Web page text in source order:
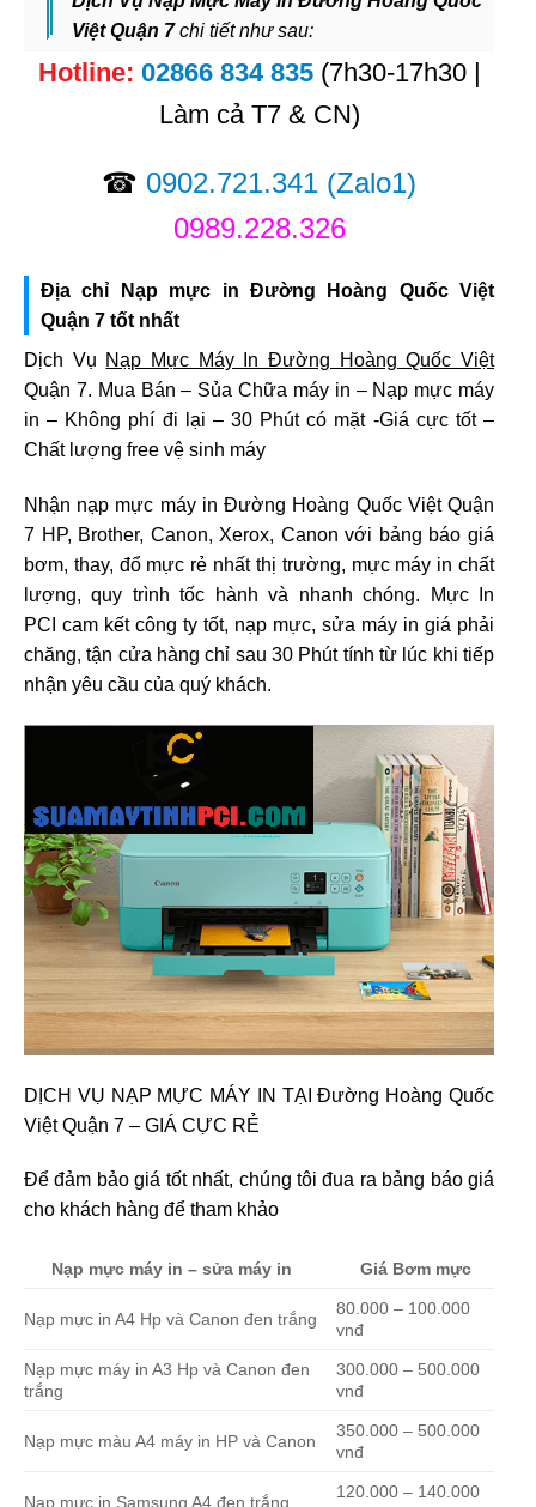
Việt Quận 7chi tiết như sau:
Hotline: 02866 834 835 (7h30-17h30 |
Làm cả T7 & CN)
☎ 0902.721.341 (Zalo1)
0989.228.326
Địa chỉ Nạp mực in Đường Hoàng Quốc Việt
Quận 7 tốt nhất
Dịch Vụ Nạp Mực Máy In Đường Hoàng Quốc Việt
Quận 7. Mua Bán – Sủa Chữa máy in – Nạp mực máy
in – Không phí đi lại – 30 Phút có mặt -Giá cực tốt –
Chất lượng free vệ sinh máy
Nhận nạp mực máy in Đường Hoàng Quốc Việt Quận
7 HP, Brother, Canon, Xerox, Canon với bảng báo giá
bơm, thay, đổ mực rẻ nhất thị trường, mực máy in chất
lượng, quy trình tốc hành và nhanh chóng. Mực In
PCI cam kết công ty tốt, nạp mực, sửa máy in giá phải
chăng, tận cửa hàng chỉ sau 30 Phút tính từ lúc khi tiếp
nhận yêu cầu của quý khách.
DỊCH VỤ NẠP MỰC MÁY IN TẠI Đường Hoàng Quốc
Việt Quận 7 – GIÁ CỰC RẺ
Để đảm bảo giá tốt nhất, chúng tôi đua ra bảng báo giá
cho khách hàng để tham khảo
Nạp mực máy in – sửa máy in Giá Bơm mực
Nạp mực in A4 Hp và Canon đen trắng
80.000 – 100.000
vnđ
Nạp mực máy in A3 Hp và Canon đen
trắng
300.000 – 500.000
vnđ
Nạp mực màu A4 máy in HP và Canon
350.000 – 500.000
vnđ
Nạp mực in Samsung A4 đen trắng
120.000 – 140.000